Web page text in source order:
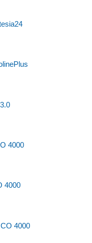
4000
4000
4000